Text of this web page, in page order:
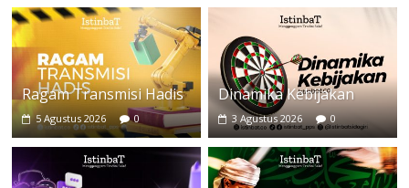
Ragam Transmisi Hadis
5 Agustus 2026 0
Dinamika Kebijakan
3 Agustus 2026 0